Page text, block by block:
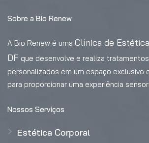
Sobre a Bio Renew
A Bio Renew é uma Clínica de
DF que desenvolve e realiza
personalizados em um espaço exclusivo
para proporcionar uma experiência
Nossos Serviços
Estética Corporal